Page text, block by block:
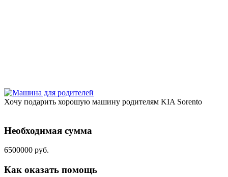
Хочу подарить хорошую машину родителям KIA Sorento
Необходимая сумма
6500000 руб.
Как оказать помощь